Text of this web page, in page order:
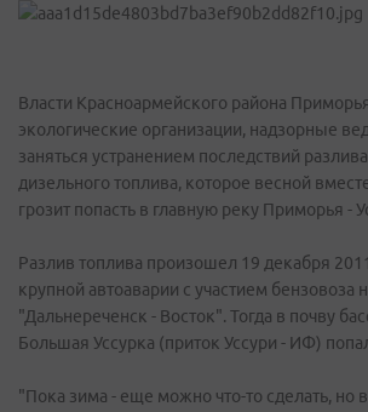
Власти Красноармейского района
экологические организации, надзорные
заняться устранением последствий
дизельного топлива, которое весной
грозит попасть в главную реку Приморья -
Разлив топлива произошел 19 декабря
крупной автоаварии с участием бензовоза
"Дальнереченск - Восток". Тогда в почву
Большая Уссурка (приток Уссури - ИФ)
"Пока зима - еще можно что-то сделать, но